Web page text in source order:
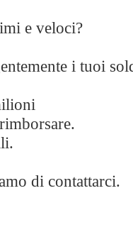
e veloci?
i tuoi
di contattarci.